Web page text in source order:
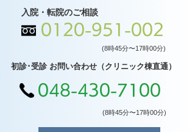
入院・転院のご相談
0120-951-002
(8時45分〜17時00分)
初診･受診 お問い合わせ（クリニック棟直通）
048-430-7100
(8時45分〜17時00分)